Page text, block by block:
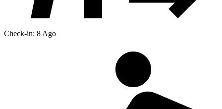
Check-in: 8 Ago